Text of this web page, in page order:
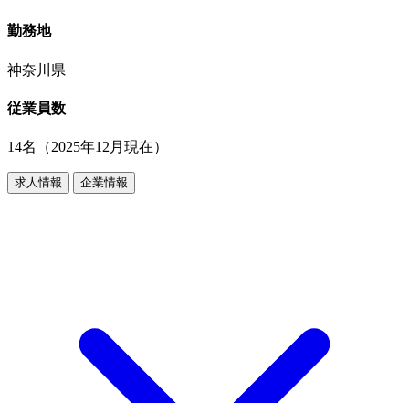
勤務地
神奈川県
従業員数
14名（2025年12月現在）
求人情報 企業情報